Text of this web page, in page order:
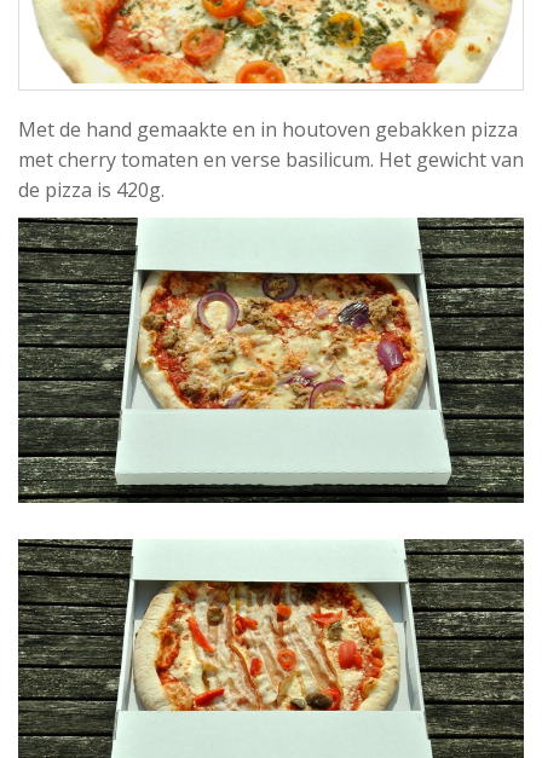
Met de hand gemaakte en in houtoven gebakken pizza
met cherry tomaten en verse basilicum. Het gewicht van
de pizza is 420g.